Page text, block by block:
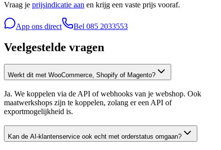
Vraag je prijsindicatie aan en krijg een vaste prijs vooraf.
App ons direct Bel 085 2033553
Veelgestelde vragen
Werkt dit met WooCommerce, Shopify of Magento?
Ja. We koppelen via de API of webhooks van je webshop. Ook
maatwerkshops zijn te koppelen, zolang er een API of
exportmogelijkheid is.
Kan de AI-klantenservice ook echt met orderstatus omgaan?